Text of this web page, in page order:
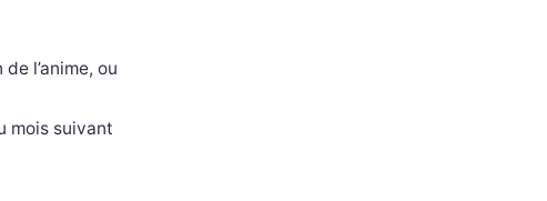
l’anime, ou
mois suivant